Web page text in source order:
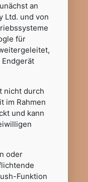
an
Ltd. und von
für
nicht durch
im Rahmen
und kann
oder
Funktion